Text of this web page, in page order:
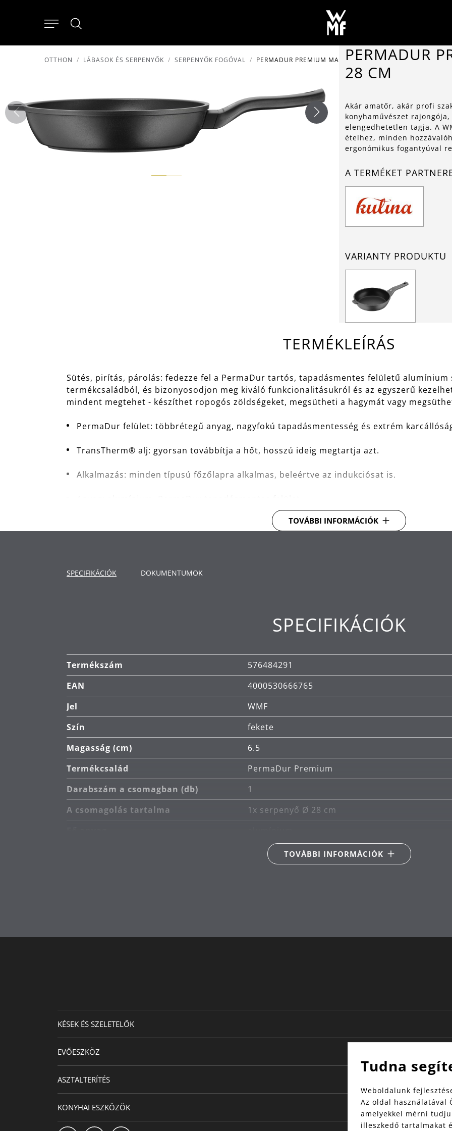
OTTHON LÁBASOK ÉS SERPENYŐK SERPENYŐK FOGÓVAL PERMADUR PREMIUM MAGAS SERPENYŐ Ø 28 CM
PERMADUR
28 CM
Akár amatőr, akár profi
konyhaművészet
elengedhetetlen tagja. A
ételhez, minden
ergonómikus fogantyúval
A TERMÉKET
VARIANTY PRODUKTU
TERMÉKLEÍRÁS
Sütés, pirítás, párolás: fedezze fel a PermaDur tartós, tapadásmentes felületű alumínium
termékcsaládból, és bizonyosodjon meg kiváló funkcionalitásukról és az egyszerű
mindent megtehet - készíthet ropogós zöldségeket, megsütheti a hagymát vagy
PermaDur felület: többrétegű anyag, nagyfokú tapadásmentesség és extrém
TransTherm® alj: gyorsan továbbítja a hőt, hosszú ideig megtartja azt.
Alkalmazás: minden típusú főzőlapra alkalmas, beleértve az indukciósat is.
Garancia: A WMF 5 éves garanciát vállal.
TOVÁBBI INFORMÁCIÓK
SPECIFIKÁCIÓK DOKUMENTUMOK
SPECIFIKÁCIÓK
Termékszám
576484291
EAN
4000530666765
Jel
WMF
Szín
fekete
Magasság (cm)
6.5
Termékcsalád
PermaDur Premium
Darabszám a csomagban (db)
1
A csomagolás tartalma
1x serpenyő Ø 28 cm
Megfelelő indukciós
TOVÁBBI INFORMÁCIÓK
KÉSEK ÉS SZELETELŐK
EVŐESZKÖZ
ASZTALTERÍTÉS
KONYHAI ESZKÖZÖK
Tudna
Weboldalunk
Az oldal használatával
amelyekkel mérni
illeszkedő tartalmakat